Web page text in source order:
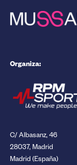
Organiza:
C/ Albasanz, 46
28037, Madrid
Madrid (España)